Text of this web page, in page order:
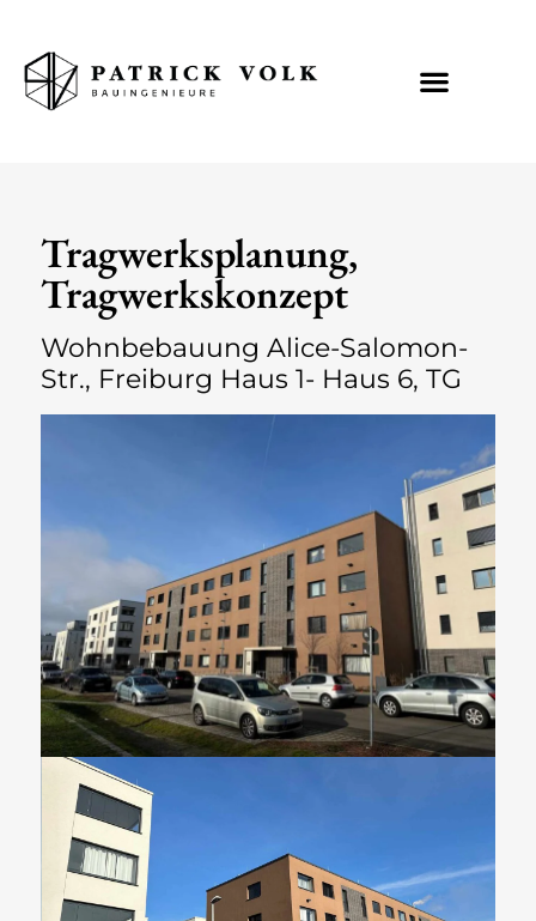
Tragwerksplanung,
Tragwerkskonzept
Wohnbebauung Alice-Salomon-
Str., Freiburg Haus 1- Haus 6, TG